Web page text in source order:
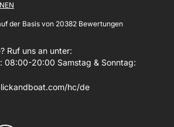
der Basis von 20382 Bewertungen
Ruf uns an unter:
08:00-20:00 Samstag & Sonntag:
hc/de